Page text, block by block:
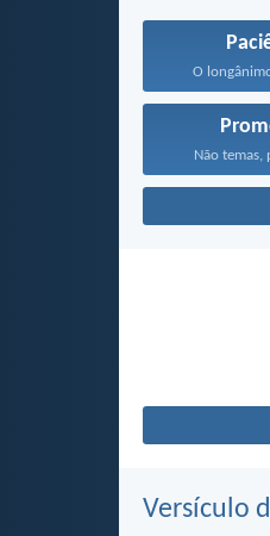
O
Não temas,
Versículo